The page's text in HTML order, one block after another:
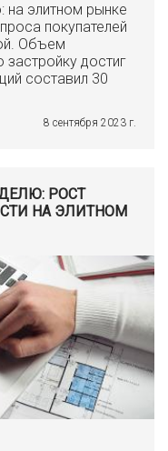
на элитном рынке
покупателей
Объем
достиг
составил 30
8 сентября 2023 г.
РОСТ
НА ЭЛИТНОМ